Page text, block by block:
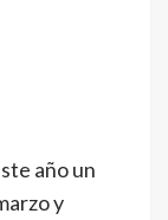
año un
y